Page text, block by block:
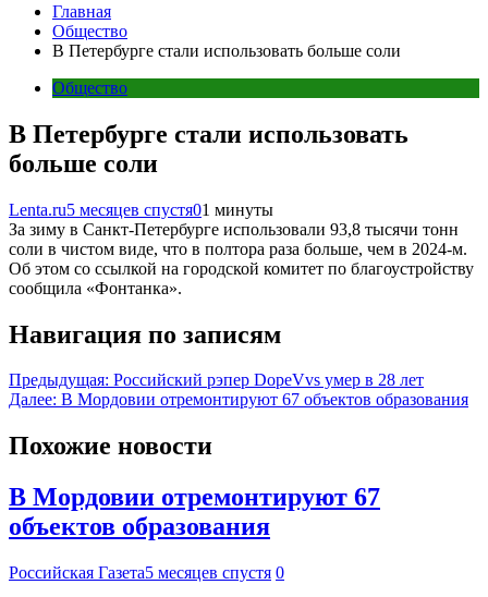
Главная
Общество
В Петербурге стали использовать больше соли
Общество
В Петербурге стали использовать
больше соли
Lenta.ru5 месяцев спустя01 минуты
За зиму в Санкт-Петербурге использовали 93,8 тысячи тонн
соли в чистом виде, что в полтора раза больше, чем в 2024-м.
Об этом со ссылкой на городской комитет по благоустройству
сообщила «Фонтанка».
Навигация по записям
Предыдущая: Российский рэпер DopeVvs умер в 28 лет
Далее: В Мордовии отремонтируют 67 объектов образования
Похожие новости
В Мордовии отремонтируют 67
объектов образования
Российская Газета5 месяцев спустя 0